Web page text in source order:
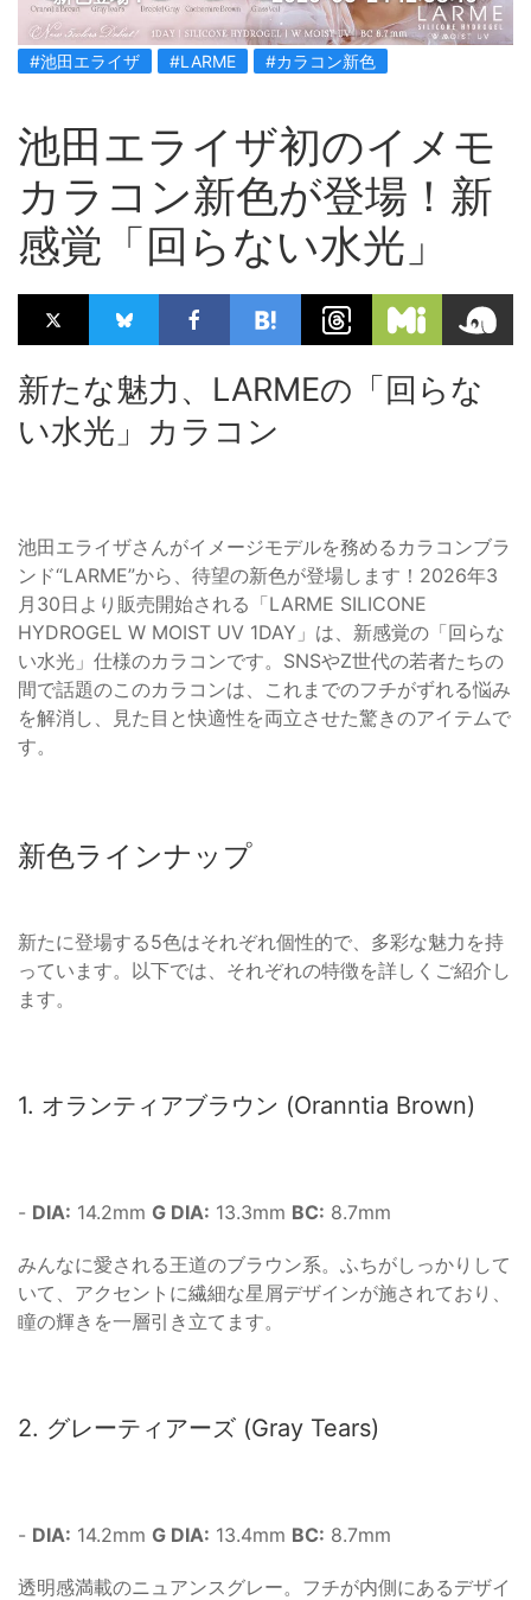
#池田エライザ #LARME #カラコン新色
池田エライザ初のイメモ
カラコン新色が登場！新
感覚「回らない水光」
新たな魅力、LARMEの「回らな
い水光」カラコン
池田エライザさんがイメージモデルを務めるカラコンブラ
ンド“LARME”から、待望の新色が登場します！2026年3
月30日より販売開始される「LARME SILICONE
HYDROGEL W MOIST UV 1DAY」は、新感覚の「回らな
い水光」仕様のカラコンです。SNSやZ世代の若者たちの
間で話題のこのカラコンは、これまでのフチがずれる悩み
を解消し、見た目と快適性を両立させた驚きのアイテムで
す。
新色ラインナップ
新たに登場する5色はそれぞれ個性的で、多彩な魅力を持
っています。以下では、それぞれの特徴を詳しくご紹介し
ます。
1. オランティアブラウン (Oranntia Brown)
- DIA: 14.2mm G DIA: 13.3mm BC: 8.7mm
みんなに愛される王道のブラウン系。ふちがしっかりして
いて、アクセントに繊細な星屑デザインが施されており、
瞳の輝きを一層引き立てます。
2. グレーティアーズ (Gray Tears)
- DIA: 14.2mm G DIA: 13.4mm BC: 8.7mm
透明感満載のニュアンスグレー。フチが内側にあるデザイ